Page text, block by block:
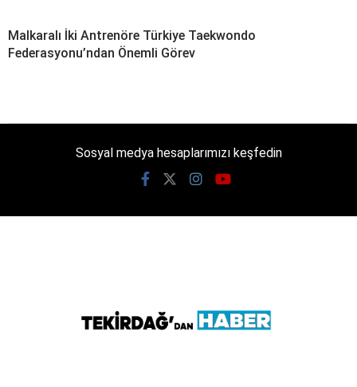
Malkaralı İki Antrenöre Türkiye Taekwondo
Federasyonu’ndan Önemli Görev
Sosyal medya hesaplarımızı keşfedin